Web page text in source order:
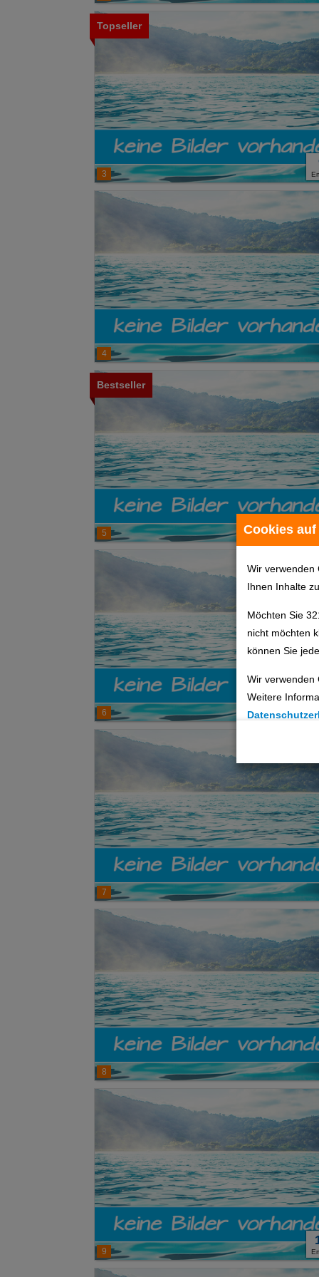
Cookies auf
Wir verwenden
Ihnen Inhalte
Möchten Sie
nicht möchten
können Sie
Wir verwenden
Weitere
Technische
Analyse
Social Media
Advertising
Erweiterte
3
Topseller
4
5
Bestseller
6
7
8
9